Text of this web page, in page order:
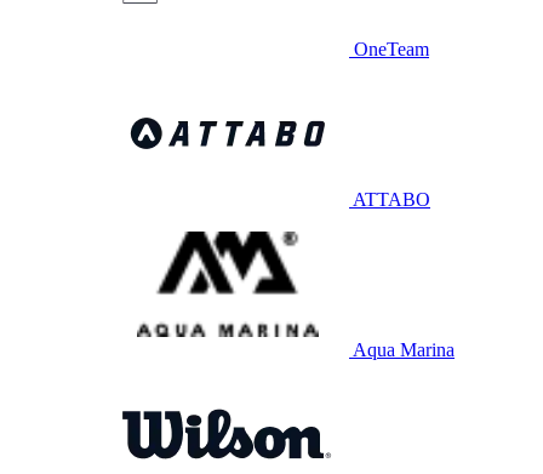
OneTeam
ATTABO
Aqua Marina